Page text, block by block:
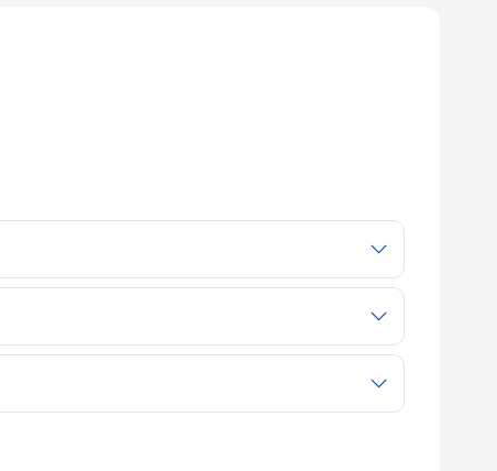
GREE mais próximo, por meio do site oficial: